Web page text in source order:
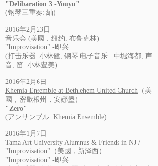
"Delibaration 3 -Youyu"
(钢琴三重奏: 紬)
2016年2月23日
音乐会 (美國，纽约, 布鲁克林)
"Improvisation" -即兴
(打击乐器: 小林健, 钢琴,电子音乐 : 中堀海都, 声
音, 笛: 小林豊美)
2016年2月6日
Khemia Ensemble at Bethlehem United Church （美
國，密歇根州，安娜堡）
"Zero"
(アンサンブル: Khemia Ensemble)
2016年1月7日
Tama Art University Alumnus & Friends in NJ /
"Improvisation"（美國，新泽西）
"Improvisation" -即兴